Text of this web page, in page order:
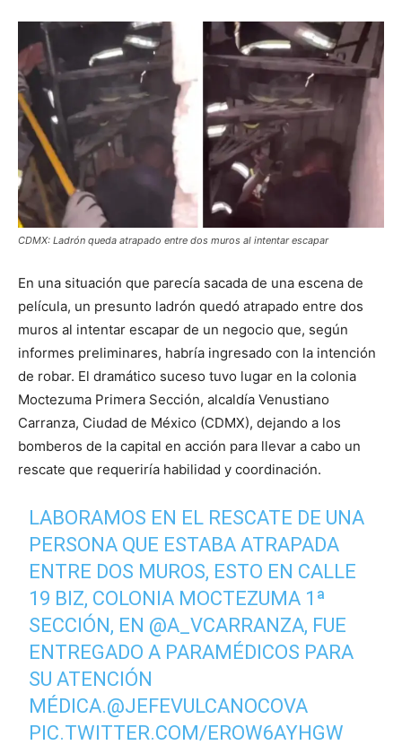
CDMX: Ladrón queda atrapado entre dos muros al intentar escapar
En una situación que parecía sacada de una escena de
película, un presunto ladrón quedó atrapado entre dos
muros al intentar escapar de un negocio que, según
informes preliminares, habría ingresado con la intención
de robar. El dramático suceso tuvo lugar en la colonia
Moctezuma Primera Sección, alcaldía Venustiano
Carranza, Ciudad de México (CDMX), dejando a los
bomberos de la capital en acción para llevar a cabo un
rescate que requeriría habilidad y coordinación.
LABORAMOS EN EL RESCATE DE UNA
PERSONA QUE ESTABA ATRAPADA
ENTRE DOS MUROS, ESTO EN CALLE
19 BIZ, COLONIA MOCTEZUMA 1ª
SECCIÓN, EN @A_VCARRANZA, FUE
ENTREGADO A PARAMÉDICOS PARA
SU ATENCIÓN
MÉDICA.@JEFEVULCANOCOVA
PIC.TWITTER.COM/EROW6AYHGW